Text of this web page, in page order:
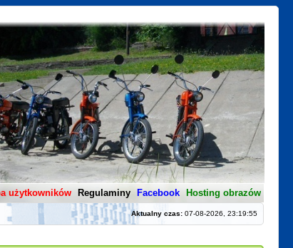
użytkowników Regulaminy Facebook Hosting obrazów
Aktualny czas:07-08-2026, 23:19:55